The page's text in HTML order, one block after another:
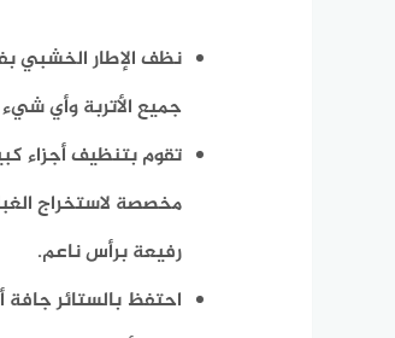
نظف الإطار الخشبي
جميع الأتربة وأي
تقوم بتنظيف أجزاء
مخصصة لاستخراج
رفيعة برأس ناعم.
احتفظ بالستائر جافة